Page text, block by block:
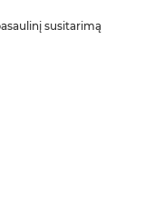
susitarimą